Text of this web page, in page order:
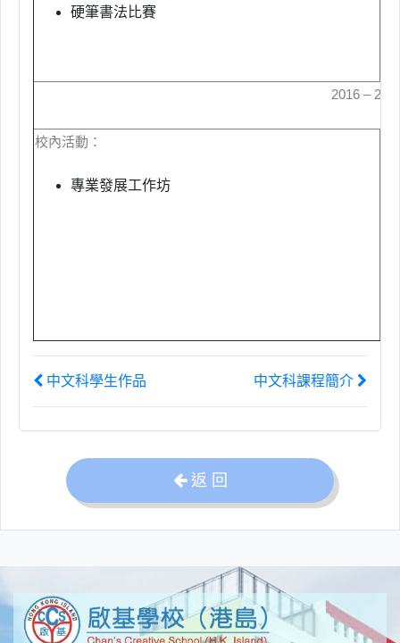
硬筆書法比賽
2016 –
校內活動：
專業發展工作坊
中文科學生作品 中文科課程簡介
返 回